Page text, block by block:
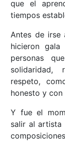
que el
tiempos
Antes de irse
hicieron
personas
solidaridad,
respeto,
honesto y con
Y fue el
salir al artista